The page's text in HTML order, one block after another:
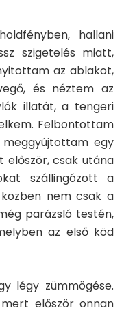
hallani
szigetelés miatt,
az ablakot,
és néztem az
illatát, a tengeri
Felbontottam
egy
először, csak utána
szállingózott a
nem csak a
parázsló testén,
az első köd
légy zümmögése.
először onnan